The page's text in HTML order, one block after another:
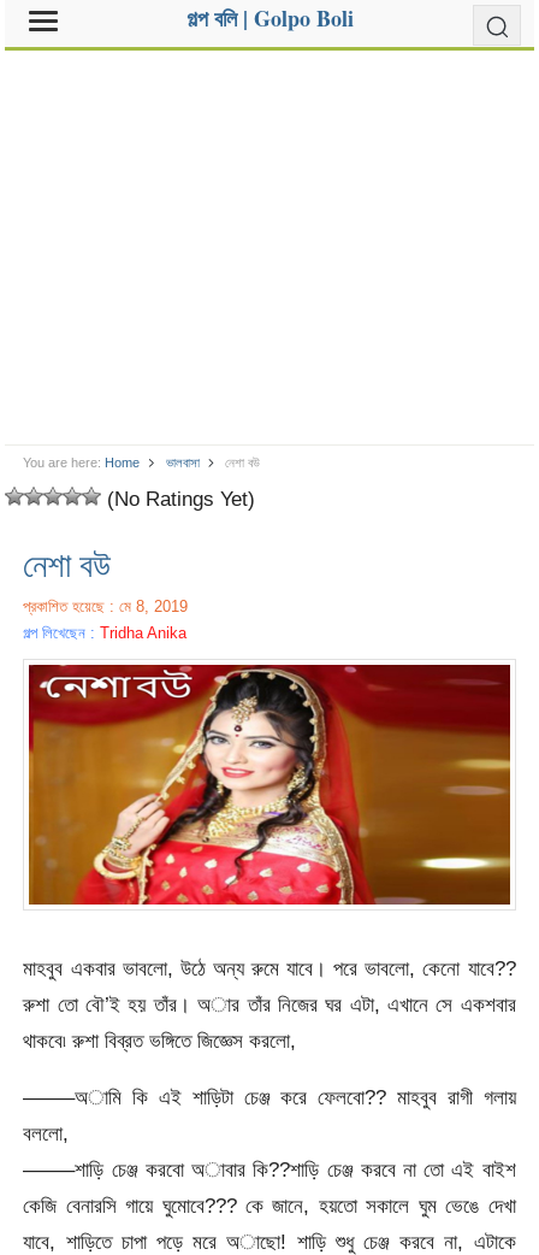
গল্প বলি | Golpo Boli
You are here: Home ভালবাসা নেশা বউ
(No Ratings Yet)
নেশা বউ
প্রকাশিত হয়েছে : মে 8, 2019
গল্প লিখেছেন :Tridha Anika
মাহবুব একবার ভাবলো, উঠে অন্য রুমে যাবে। পরে ভাবলো, কেনো যাবে??
রুশা তো বৌ’ই হয় তাঁর। অার তাঁর নিজের ঘর এটা, এখানে সে একশবার
থাকবে৷ রুশা বিব্রত ভঙ্গিতে জিজ্ঞেস করলো,
——–অামি কি এই শাড়িটা চেঞ্জ করে ফেলবো?? মাহবুব রাগী গলায়
বললো,
——–শাড়ি চেঞ্জ করবো অাবার কি??শাড়ি চেঞ্জ করবে না তো এই বাইশ
কেজি বেনারসি গায়ে ঘুমোবে??? কে জানে, হয়তো সকালে ঘুম ভেঙে দেখা
যাবে, শাড়িতে চাপা পড়ে মরে অাছো! শাড়ি শুধু চেঞ্জ করবে না, এটাকে